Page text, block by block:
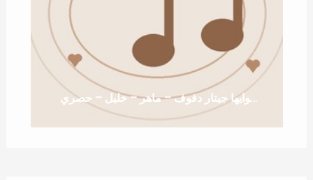
زفة خطوايها جيتار دفوف – ماهر – خليل – حصري